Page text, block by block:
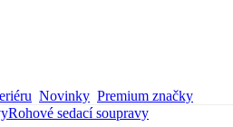
Novinky Premium značky
Rohové sedací soupravy